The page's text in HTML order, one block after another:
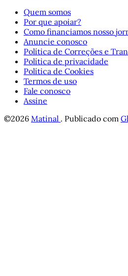
Quem somos
Por que apoiar?
Como financiamos nosso
Anuncie conosco
Política de Correções e
Política de privacidade
Política de Cookies
Termos de uso
Fale conosco
Assine
©2026 Matinal . Publicado com